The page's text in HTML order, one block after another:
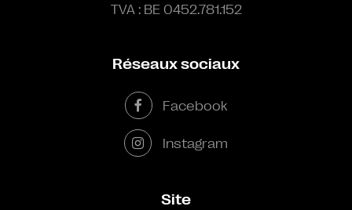
TVA : BE 0452.781.152
Réseaux sociaux
Facebook
Instagram
Site